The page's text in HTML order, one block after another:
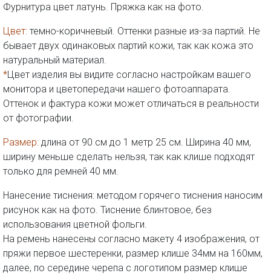
Фурнитура цвет латунь. Пряжка как на фото.
Цвет: темно-коричневый. Оттенки разные из-за партий. Не
бывает двух одинаковых партий кожи, так как кожа это
натуральный материал.
*Цвет изделия вы видите согласно настройкам вашего
монитора и цветопередачи нашего фотоаппарата.
Оттенок и фактура кожи может отличаться в реальности
от фотографии.
Размер: длина от 90 см до 1 метр 25 см. Ширина 40 мм,
ширину меньше сделать нельзя, так как клише подходят
только для ремней 40 мм.
Нанесение тиснения: методом горячего тиснения наносим
рисунок как на фото. Тиснение блинтовое, без
использования цветной фольги.
На ремень нанесены согласно макету 4 изображения, от
пряжи первое шестеренки, размер клише 34мм на 160мм,
далее, по середине черепа с логотипом размер клише